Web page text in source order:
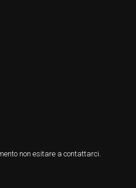
non esitare a contattarci.